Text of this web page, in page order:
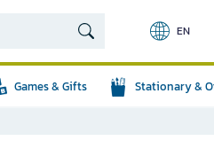
EN
Games & Gifts Stationary &